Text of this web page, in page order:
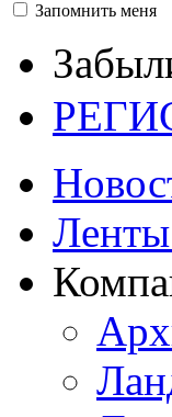
Запомнить меня